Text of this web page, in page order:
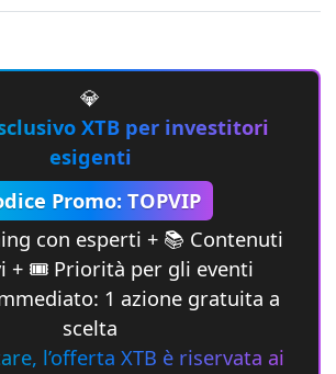
💎
XTB per investitori
esigenti
Promo: TOPVIP
con esperti + 📚 Contenuti
+ 🎟 Priorità per gli eventi
1 azione gratuita a
scelta
l’offerta XTB è riservata ai